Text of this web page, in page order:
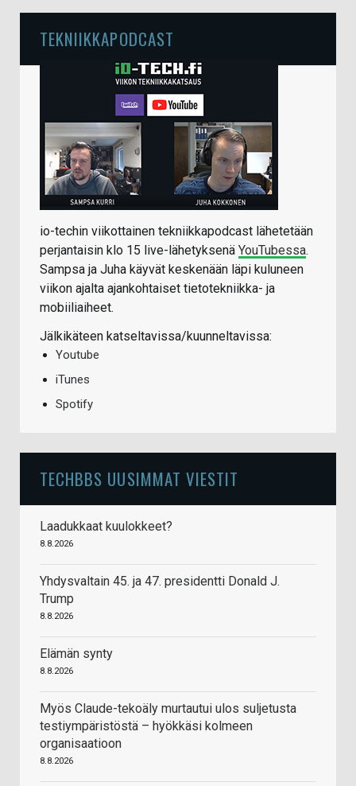
TEKNIIKKAPODCAST
io-techin viikottainen tekniikkapodcast lähetetään
perjantaisin klo 15 live-lähetyksenä YouTubessa.
Sampsa ja Juha käyvät keskenään läpi kuluneen
viikon ajalta ajankohtaiset tietotekniikka- ja
mobiiliaiheet.
Jälkikäteen katseltavissa/kuunneltavissa:
Youtube
iTunes
Spotify
TECHBBS UUSIMMAT VIESTIT
Laadukkaat kuulokkeet?
8.8.2026
Yhdysvaltain 45. ja 47. presidentti Donald J.
Trump
8.8.2026
Elämän synty
8.8.2026
Myös Claude-tekoäly murtautui ulos suljetusta
testiympäristöstä – hyökkäsi kolmeen
organisaatioon
8.8.2026